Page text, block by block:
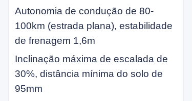
Autonomia de condução de 80-
100km (estrada plana), estabilidade
de frenagem 1,6m
Inclinação máxima de escalada de
30%, distância mínima do solo de
95mm